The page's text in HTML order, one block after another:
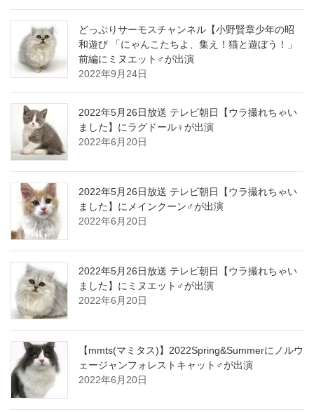
どっぷりサーモスチャンネル【小野賢章少年の昭
和遊び 「にゃんこたちよ、集え！猫と遊ぼう！」
前編にミヌエット♂が出演
2022年9月24日
2022年5月26日放送 テレビ朝日【ウラ撮れちゃい
ました】にラグドール♀が出演
2022年6月20日
2022年5月26日放送 テレビ朝日【ウラ撮れちゃい
ました】にメインクーン♂が出演
2022年6月20日
2022年5月26日放送 テレビ朝日【ウラ撮れちゃい
ました】にミヌエット♂が出演
2022年6月20日
【mmts(マミタス)】2022Spring&Summerにノルウ
ェージャンフォレストキャット♂が出演
2022年6月20日